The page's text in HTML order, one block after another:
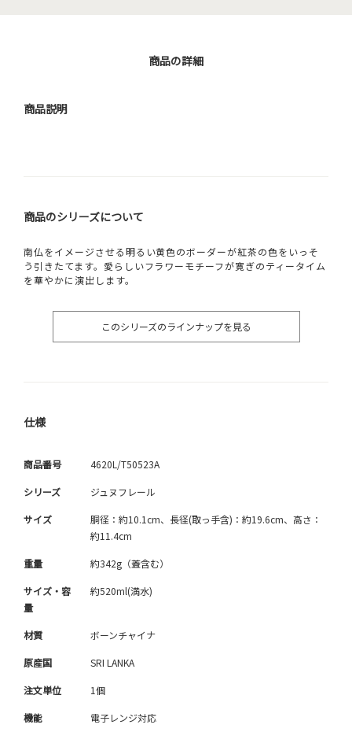
商品の詳細
商品説明
商品のシリーズについて
南仏をイメージさせる明るい黄色のボーダーが紅茶の色をいっそ
う引きたてます。愛らしいフラワーモチーフが寛ぎのティータイム
を華やかに演出します。
このシリーズのラインナップを見る
仕様
商品番号 4620L/T50523A
シリーズ ジュヌフレール
サイズ
胴径：約10.1cm、長径(取っ手含)：約19.6cm、高さ：
約11.4cm
重量 約342g（蓋含む）
サイズ・容
量
約520ml(満水)
材質 ボーンチャイナ
原産国 SRI LANKA
注文単位 1個
機能 電子レンジ対応